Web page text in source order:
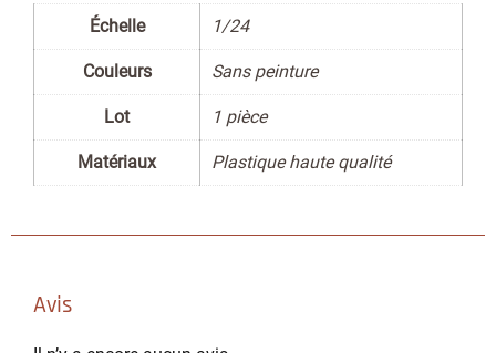
Échelle 1/24
Couleurs Sans peinture
Lot 1 pièce
Matériaux Plastique haute qualité
Avis